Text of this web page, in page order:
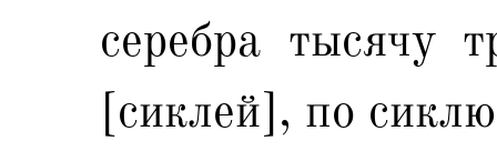
серебра тысячу
[сиклей], по